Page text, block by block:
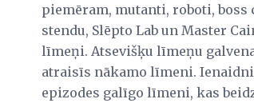
piemēram, mutanti, roboti,
stendu, Slēpto Lab un Master
līmeņi. Atsevišķu līmeņu
atraisīs nākamo līmeni.
epizodes galīgo līmeni, kas